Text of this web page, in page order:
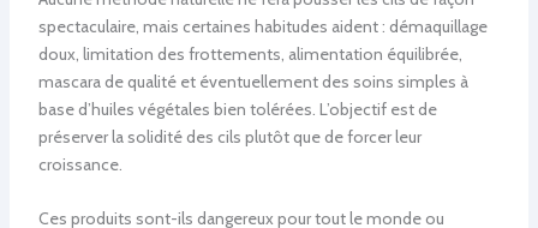
spectaculaire, mais certaines habitudes aident : démaquillage
doux, limitation des frottements, alimentation équilibrée,
mascara de qualité et éventuellement des soins simples à
base d’huiles végétales bien tolérées. L’objectif est de
préserver la solidité des cils plutôt que de forcer leur
croissance.
Ces produits sont-ils dangereux pour tout le monde ou